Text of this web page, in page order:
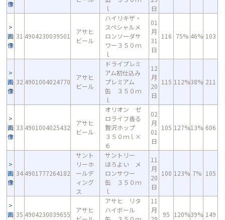
像
ｌ
日
画
像
31 4904230039501
アサヒ
ビール
ハイリキザ・
スペシャルメ
ロンソーダサ
ワー３５０ｍ
ｌ
01
月
31
日
116 75% 46% 103
画
像
32 4901004024770
アサヒ
ビール
ドライプレミ
アム初仕込み
プレミアム
缶 ３５０ｍ
ｌ
12
月
20
日
115 112%38% 211
画
像
33 4901004025432
アサヒ
ビール
オリオン ゼ
ロライフ香る
贅沢ホップ
３５０ｍｌ×
６
02
月
01
日
105 127%13% 606
画
像
34 4901777264182
サント
リーホ
ールデ
ィング
ス
サントリー
ほろよい メ
ロンサワー
缶 ３５０ｍ
ｌ
11
月
20
日
100 123% 7% 105
画 35 4904230039655
アサヒ
アサヒ リタ
ハイボール
11
月
95 120%39% 149